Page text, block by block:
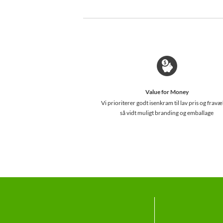
Value for Money
Vi prioriterer godt isenkram til lav pris og
så vidt muligt branding og emballage